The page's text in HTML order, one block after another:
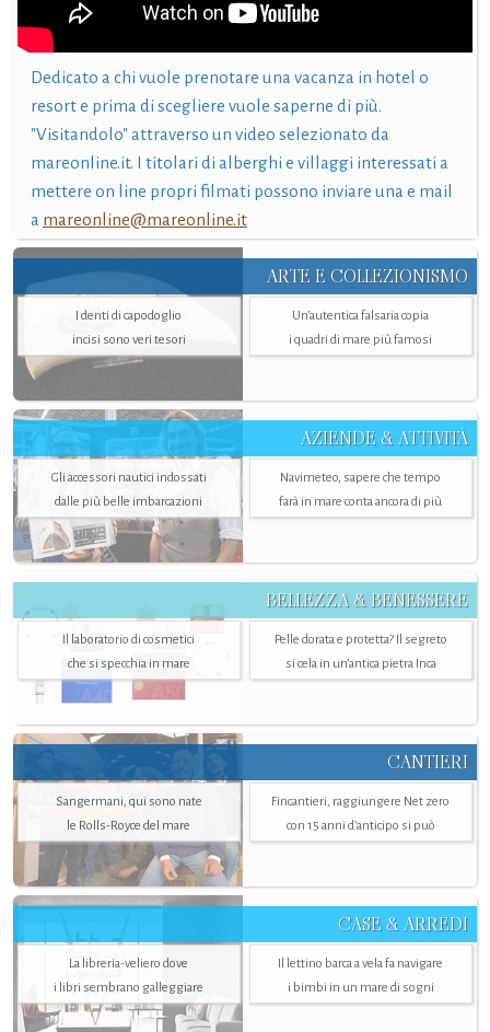
Dedicato a chi vuole prenotare una vacanza in hotel o
resort e prima di scegliere vuole saperne di più.
"Visitandolo" attraverso un video selezionato da
mareonline.it. I titolari di alberghi e villaggi interessati a
mettere on line propri filmati possono inviare una e mail
a mareonline@mareonline.it
ARTE E COLLEZIONISMO
I denti di capodoglio
incisi sono veri tesori
Un’autentica falsaria copia
i quadri di mare più famosi
AZIENDE & ATTIVITÀ
Gli accessori nautici indossati
dalle più belle imbarcazioni
Navimeteo, sapere che tempo
farà in mare conta ancora di più
BELLEZZA & BENESSERE
Il laboratorio di cosmetici
che si specchia in mare
Pelle dorata e protetta? Il segreto
si cela in un’antica pietra Inca
CANTIERI
Sangermani, qui sono nate
le Rolls-Royce del mare
Fincantieri, raggiungere Net zero
con 15 anni d'anticipo si può
CASE & ARREDI
La libreria-veliero dove
i libri sembrano galleggiare
Il lettino barca a vela fa navigare
i bimbi in un mare di sogni